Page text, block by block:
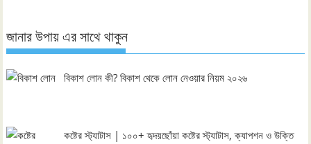
জানার উপায় এর সাথে থাকুন
বিকাশ লোন কী? বিকাশ থেকে লোন নেওয়ার নিয়ম ২০২৬
কষ্টের স্ট্যাটাস | ১০০+ হৃদয়ছোঁয়া কষ্টের স্ট্যাটাস, ক্যাপশন ও উক্তি